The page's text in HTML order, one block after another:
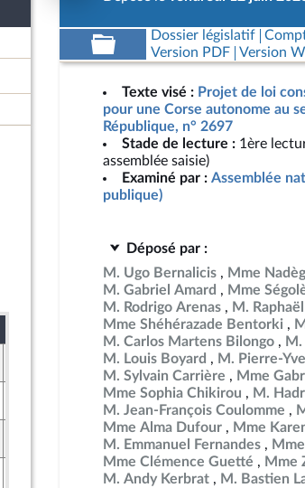
Dossier législatif
Version PDF
Version
Texte visé : Projet de loi
pour une Corse autonome au
République, n° 2697
Stade de lecture : 1ère
assemblée saisie)
Examiné par : Assemblée
publique)
Déposé par :
M. Ugo Bernalicis
Mme
M. Gabriel Amard
Mme
M. Rodrigo Arenas
M.
Mme Shéhérazade Bentorki
M. Carlos Martens Bilongo
M. Louis Boyard
M. Pierre-
M. Sylvain Carrière
Mme
Mme Sophia Chikirou
M.
M. Jean-François Coulomme
Mme Alma Dufour
Mme
M. Emmanuel Fernandes
Mme Clémence Guetté
Mme
M. Andy Kerbrat
M. Bastien